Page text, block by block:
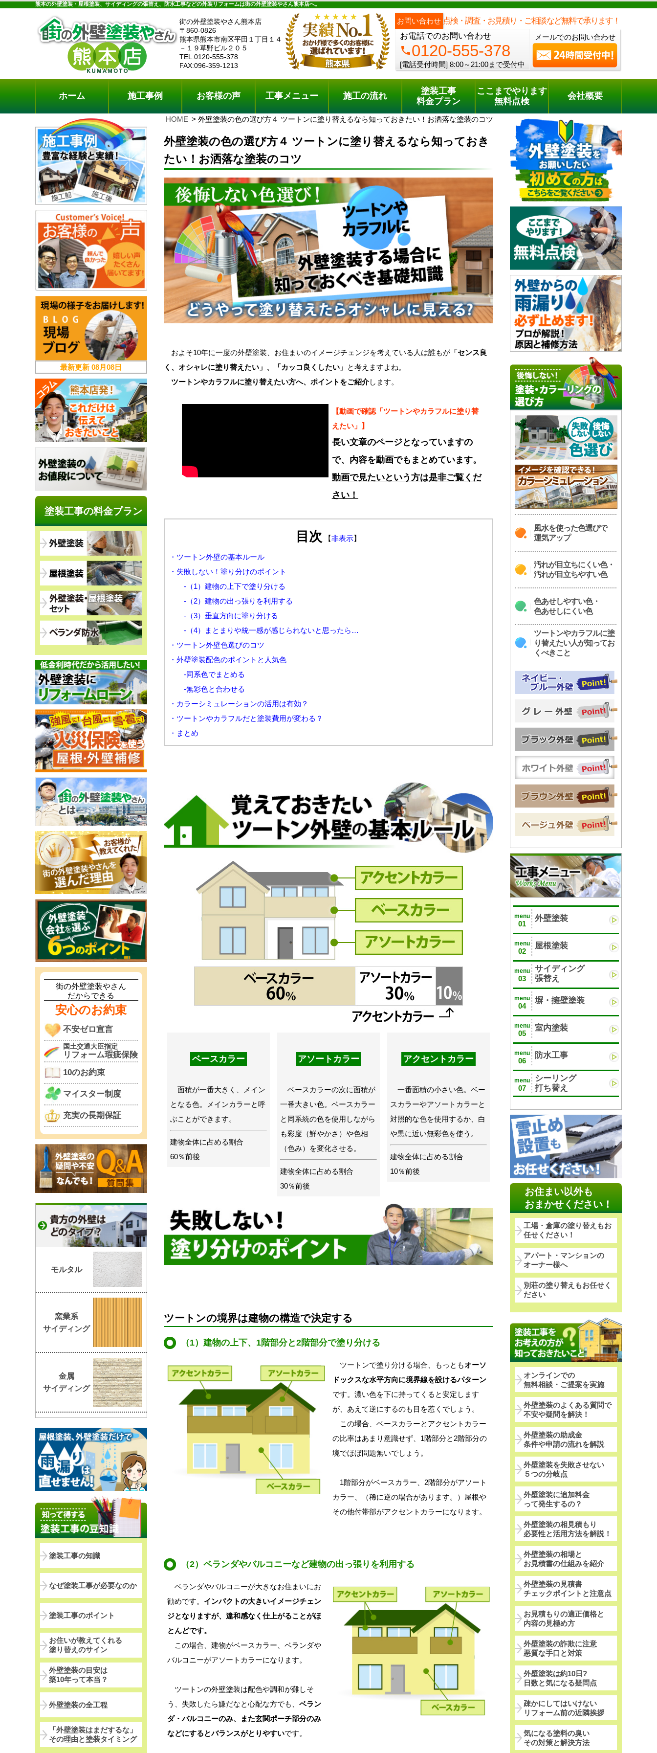
熊本の外壁塗装・屋根塗装、サイディングの張替え、防水工事などの外装リフォームは街の外壁塗装やさん熊本店へ。
街の外壁塗装やさん熊本店
〒860-0826
熊本県熊本市南区平田１丁目１４
－１９草野ビル２０５
TEL:0120-555-378
FAX:096-359-1213
お問い合わせ 点検・調査・お見積り・ご相談など無料で承ります！
お電話でのお問い合わせ
phone0120-555-378
[電話受付時間] 8:00～21:00まで受付中
メールでのお問い合わせ
料金プラン 無料点検
電話でのご相談 [8:00～21:00まで受付中]
phone0120-555-378
ホーム 施工事例 お客様の声 工事メニュー 施工の流れ
塗装工事
料金プラン
ここまでやります
無料点検
会社概要
HOME 外壁塗装の色の選び方４ ツートンに塗り替えるなら知っておきたい！お洒落な塗装のコツ
外壁塗装の色の選び方４ ツートンに塗り替えるなら知っておき
たい！お洒落な塗装のコツ
およそ10年に一度の外壁塗装、お住まいのイメージチェンジを考えている人は誰もが「センス良
く、オシャレに塗り替えたい」、「カッコ良くしたい」 と考えますよね。
ツートンやカラフルに塗り替えたい方へ、ポイントをご紹介します。
【動画で確認「ツートンやカラフルに塗り替
えたい」】
長い文章のページとなっていますの
で、内容を動画でもまとめています。
動画で見たいという方は是非ご覧くだ
さい！
目次 【非表示】
・ツートン外壁の基本ルール
・失敗しない！塗り分けのポイント
-（1）建物の上下で塗り分ける
-（2）建物の出っ張りを利用する
-（3）垂直方向に塗り分ける
-（4）まとまりや統一感が感じられないと思ったら…
・ツートン外壁色選びのコツ
・外壁塗装配色のポイントと人気色
-同系色でまとめる
-無彩色と合わせる
・カラーシミュレーションの活用は有効？
・ツートンやカラフルだと塗装費用が変わる？
・まとめ
ベースカラー
面積が一番大きく、メイン
となる色。メインカラーと呼
ぶことができます。
建物全体に占める割合
60％前後
アソートカラー
ベースカラーの次に面積が
一番大きい色。ベースカラー
と同系統の色を使用しながら
も彩度（鮮やかさ）や色相
（色み）を変化させる。
建物全体に占める割合
30％前後
アクセントカラー
一番面積の小さい色。ベー
スカラーやアソートカラーと
対照的な色を使用するか、白
や黒に近い無彩色を使う。
建物全体に占める割合
10％前後
ツートンの境界は建物の構造で決定する
（1）建物の上下、1階部分と2階部分で塗り分ける
ツートンで塗り分ける場合、もっともオーソ
ドックスな水平方向に境界線を設けるパターン
です。濃い色を下に持ってくると安定します
が、あえて逆にするのも目を惹くでしょう。
この場合、ベースカラーとアクセントカラー
の比率はあまり意識せず、1階部分と2階部分の
境でほぼ問題無いでしょう。
1階部分がベースカラー、2階部分がアソート
カラー、（稀に逆の場合があります。）屋根や
その他付帯部がアクセントカラーになります。
（2）ベランダやバルコニーなど建物の出っ張りを利用する
ベランダやバルコニーが大きなお住まいにお
勧めです。 インパクトの大きいイメージチェン
ジとなりますが、違和感なく仕上がることがほ
とんどです。
この場合、建物がベースカラー、ベランダや
バルコニーがアソートカラーになります。
ツートンの外壁塗装は配色や調和が難しそ
う、失敗したら嫌だなと心配な方でも、ベラン
ダ・バルコニーのみ、また玄関ポーチ部分のみ
などにするとバランスがとりやすいです。
風水を使った色選びで
運気アップ
汚れが目立ちにくい色・
汚れが目立ちやすい色
色あせしやすい色・
色あせしにくい色
ツートンやカラフルに塗
り替えたい人が知ってお
くべきこと
menu
01
外壁塗装
menu
02
屋根塗装
menu
03
サイディング
張替え
menu
04
塀・擁壁塗装
menu
05
室内塗装
menu
06
防水工事
menu
07
シーリング
打ち替え
お住まい以外も
おまかせください！
工場・倉庫の塗り替えもお
任せください！
アパート・マンションの
オーナー様へ
別荘の塗り替えもお任せく
ださい
オンラインでの
無料相談・ご提案を実施
外壁塗装のよくある質問で
不安や疑問を解決！
外壁塗装の助成金
条件や申請の流れを解説
外壁塗装を失敗させない
５つの分岐点
外壁塗装に追加料金
って発生するの？
外壁塗装の相見積もり
必要性と活用方法を解説！
外壁塗装の相場と
お見積書の仕組みを紹介
外壁塗装の見積書
チェックポイントと注意点
お見積もりの適正価格と
内容の見極め方
外壁塗装の詐欺に注意
悪質な手口と対策
外壁塗装は約10日?
日数と気になる疑問点
疎かにしてはいけない
リフォーム前の近隣挨拶
気になる塗料の臭い
その対策と解決方法
最新更新08月08日
塗装工事の料金プラン
街の外壁塗装やさん
だからできる
安心のお約束
不安ゼロ宣言
国土交通大臣指定
リフォーム瑕疵保険
10のお約束
マイスター制度
充実の長期保証
モルタル
窯業系
サイディング
金属
サイディング
塗装工事の知識
なぜ塗装工事が必要なのか
塗装工事のポイント
お住いが教えてくれる
塗り替えのサイン
外壁塗装の目安は
築10年って本当？
外壁塗装の全工程
「外壁塗装はまだするな」
その理由と塗装タイミング